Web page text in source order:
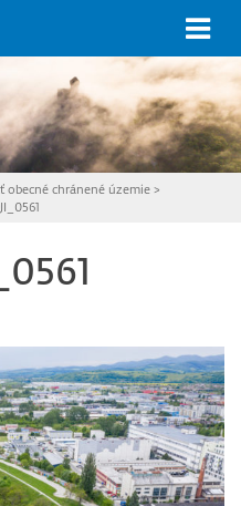
obecné chránené územie>